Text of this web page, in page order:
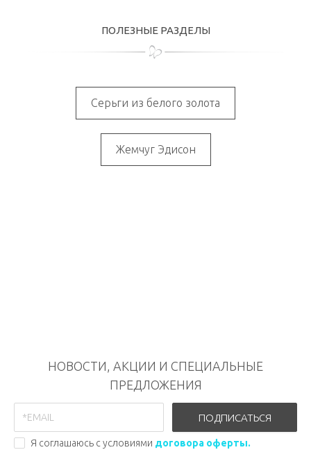
ПОЛЕЗНЫЕ РАЗДЕЛЫ
Серьги из белого золота
Жемчуг Эдисон
НОВОСТИ, АКЦИИ И СПЕЦИАЛЬНЫЕ
ПРЕДЛОЖЕНИЯ
ПОДПИСАТЬСЯ
Я соглашаюсь с условиями договора оферты.